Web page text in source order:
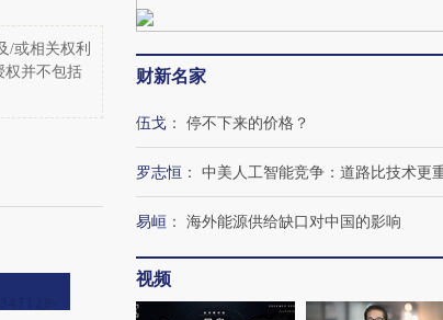
/或相关权利
权并不包括
财新名家
伍戈 ： 停不下来的价格？
罗志恒 ： 中美人工智能竞争：道路比技术更
易峘 ： 海外能源供给缺口对中国的影响
视频